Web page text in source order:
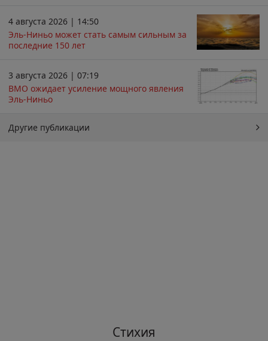
4 августа 2026 | 14:50
Эль-Ниньо может стать самым сильным за
последние 150 лет
3 августа 2026 | 07:19
ВМО ожидает усиление мощного явления
Эль-Ниньо
Другие публикации
Стихия